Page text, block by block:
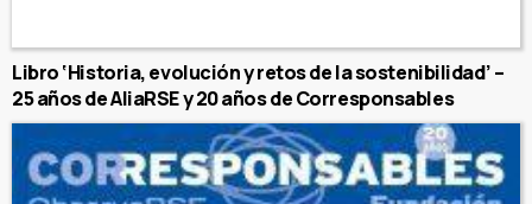
Libro ‘Historia, evolución y retos de la sostenibilidad’ –
25 años de AliaRSE y 20 años de Corresponsables